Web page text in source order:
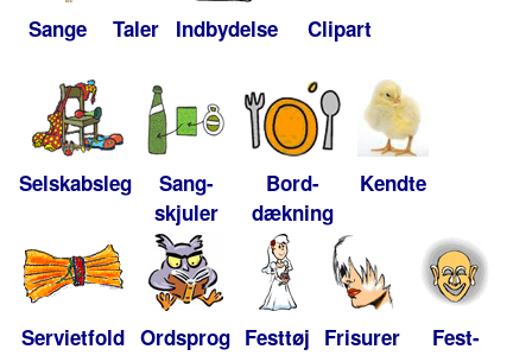
Sange Taler Indbydelse Clipart
Selskabsleg
Sang-
skjuler
Bord-
dækning
Kendte
Servietfold Ordsprog Festtøj Frisurer
Fest-